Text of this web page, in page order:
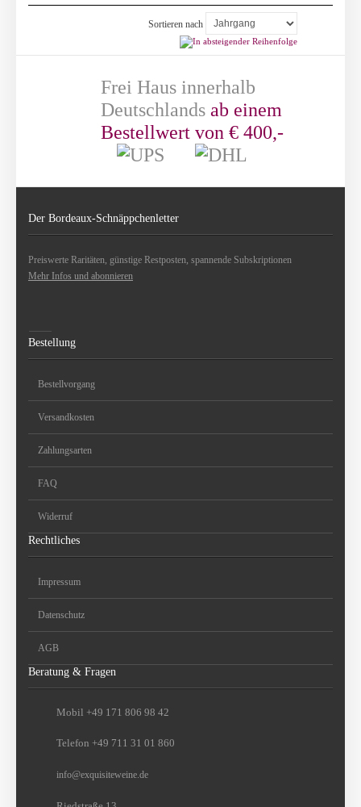
Sortieren nach
Frei Haus innerhalb
Deutschlands ab einem
Bestellwert von € 400,-
Der Bordeaux-Schnäppchenletter
Preiswerte Raritäten, günstige Restposten, spannende Subskriptionen
Mehr Infos und abonnieren
Bestellung
Bestellvorgang
Versandkosten
Zahlungsarten
FAQ
Widerruf
Rechtliches
Impressum
Datenschutz
AGB
Beratung & Fragen
Mobil +49 171 806 98 42
Telefon +49 711 31 01 860
info@exquisiteweine.de